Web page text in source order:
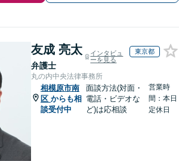
友成 亮太
弁護士
インタビュ
ーを見る
東京都
丸の内中央法律事務所
相模原市南
区 からも相
談受付中
面談方法(対面・
電話・ビデオな
ど)は応相談
営業時
間：本日
定休日